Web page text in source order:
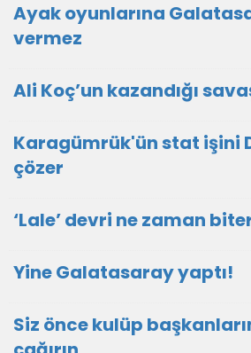
Ayak oyunlarına
vermez
Ali Koç’un kazandığı
Karagümrük'ün stat işini
çözer
‘Lale’ devri ne zaman
Yine Galatasaray yaptı!
Siz önce kulüp